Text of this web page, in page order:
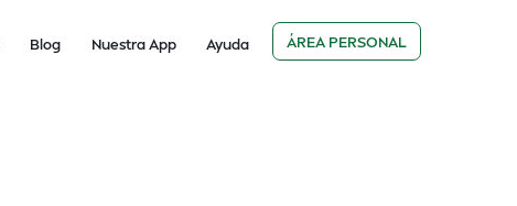
Blog Nuestra App Ayuda ÁREA PERSONAL